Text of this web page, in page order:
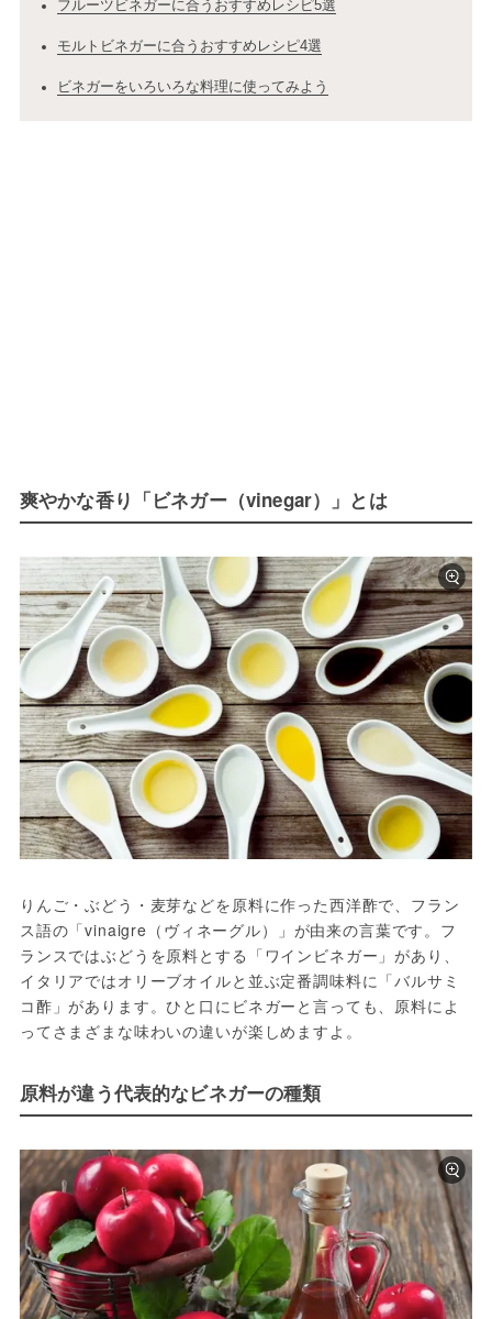
フルーツビネガーに合うおすすめレシピ5選
モルトビネガーに合うおすすめレシピ4選
ビネガーをいろいろな料理に使ってみよう
爽やかな香り「ビネガー（vinegar）」とは
りんご・ぶどう・麦芽などを原料に作った西洋酢で、フラン
ス語の「vinaigre（ヴィネーグル）」が由来の言葉です。フ
ランスではぶどうを原料とする「ワインビネガー」があり、
イタリアではオリーブオイルと並ぶ定番調味料に「バルサミ
コ酢」があります。ひと口にビネガーと言っても、原料によ
ってさまざまな味わいの違いが楽しめますよ。
原料が違う代表的なビネガーの種類